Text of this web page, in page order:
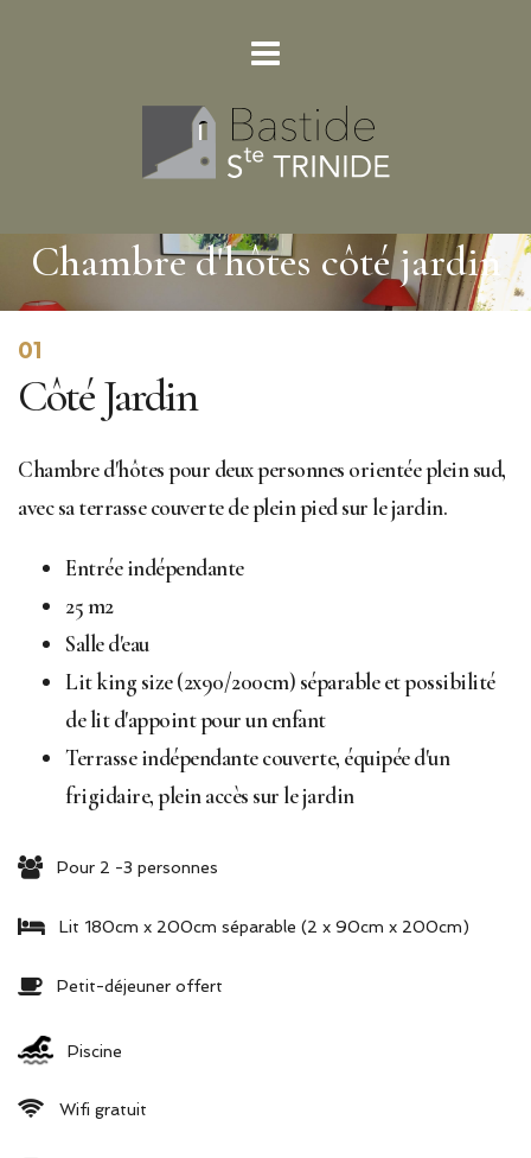
Chambre d'hôtes côté jardin
01
Côté Jardin
Chambre d'hôtes pour deux personnes orientée plein sud,
avec sa terrasse couverte de plein pied sur le jardin.
Entrée indépendante
25 m2
Salle d'eau
Lit king size (2x90/200cm) séparable et possibilité
de lit d'appoint pour un enfant
Terrasse indépendante couverte, équipée d'un
frigidaire, plein accès sur le jardin
Pour 2 -3 personnes
Lit 180cm x 200cm séparable (2 x 90cm x 200cm)
Petit-déjeuner offert
Piscine
Wifi gratuit